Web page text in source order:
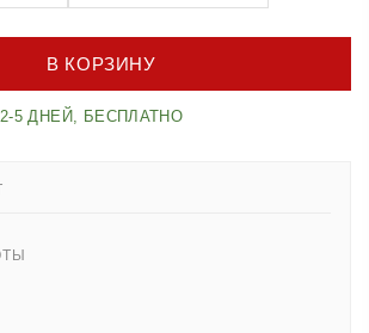
В КОРЗИНУ
5 ДНЕЙ, БЕСПЛАТНО